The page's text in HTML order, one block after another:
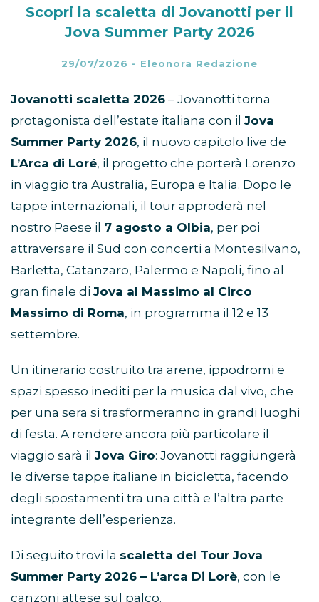
Scopri la scaletta di Jovanotti per il
Jova Summer Party 2026
29/07/2026 - Eleonora Redazione
Jovanotti scaletta 2026 – Jovanotti torna
protagonista dell’estate italiana con il Jova
Summer Party 2026, il nuovo capitolo live de
L’Arca di Loré, il progetto che porterà Lorenzo
in viaggio tra Australia, Europa e Italia. Dopo le
tappe internazionali, il tour approderà nel
nostro Paese il 7 agosto a Olbia, per poi
attraversare il Sud con concerti a Montesilvano,
Barletta, Catanzaro, Palermo e Napoli, fino al
gran finale di Jova al Massimo al Circo
Massimo di Roma, in programma il 12 e 13
settembre.
Un itinerario costruito tra arene, ippodromi e
spazi spesso inediti per la musica dal vivo, che
per una sera si trasformeranno in grandi luoghi
di festa. A rendere ancora più particolare il
viaggio sarà il Jova Giro: Jovanotti raggiungerà
le diverse tappe italiane in bicicletta, facendo
degli spostamenti tra una città e l’altra parte
integrante dell’esperienza.
Di seguito trovi la scaletta del Tour Jova
Summer Party 2026 – L’arca Di Lorè, con le
canzoni attese sul palco.